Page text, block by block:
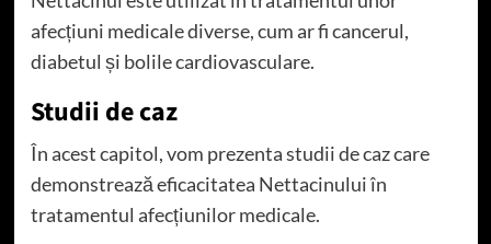
afecțiuni medicale diverse, cum ar fi cancerul,
diabetul și bolile cardiovasculare.
Studii de caz
În acest capitol, vom prezenta studii de caz care
demonstrează eficacitatea Nettacinului în
tratamentul afecțiunilor medicale.